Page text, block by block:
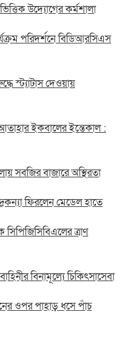
উদ্যোগের কর্মশালা
পরিদর্শনে বিডিআরসিএস
স্ট্যাটাস দেওয়ায়
ইকবালের ইন্তেকাল :
সবজির বাজারে অস্থিরতা
ফিরলেন মেডেল হাতে
ত্রাণ
বিনামূল্যে চিকিৎসাসেবা
ওপর পাহাড় ধসে পাঁচ